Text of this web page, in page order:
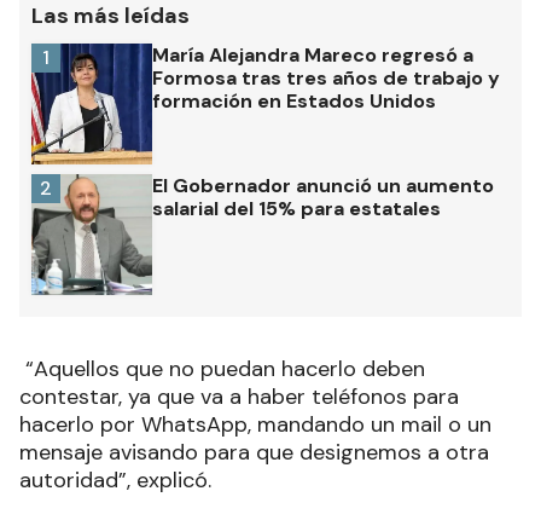
Las más leídas
María Alejandra Mareco regresó a
Formosa tras tres años de trabajo y
formación en Estados Unidos
1
El Gobernador anunció un aumento
salarial del 15% para estatales
2
“Aquellos que no puedan hacerlo deben
contestar, ya que va a haber teléfonos para
hacerlo por WhatsApp, mandando un mail o un
mensaje avisando para que designemos a otra
autoridad”, explicó.